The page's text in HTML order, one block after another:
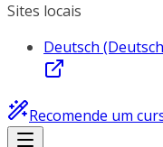
Sites locais
Deutsch
Recomende um